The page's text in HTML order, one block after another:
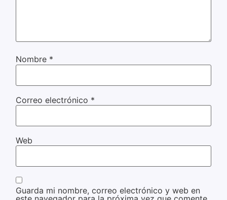
Nombre *
Correo electrónico *
Web
Guarda mi nombre, correo electrónico y web en